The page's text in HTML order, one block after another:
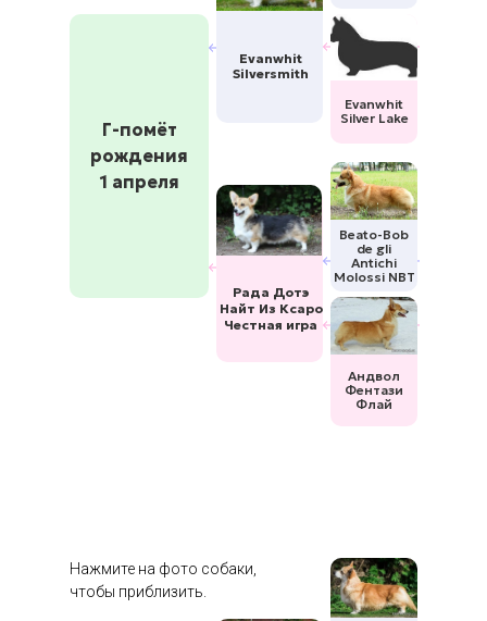
Evanwhit
Silversmith
Рада Дотэ
Найт Из Ксаро
Честная игра
Андвол
Фентази
Флай
Beato-Bob
de gli
Antichi
Molossi NBT
Evanwhit
Silver Lake
Г-помёт
рождения
1 апреля
Нажмите на фото собаки,
чтобы приблизить.